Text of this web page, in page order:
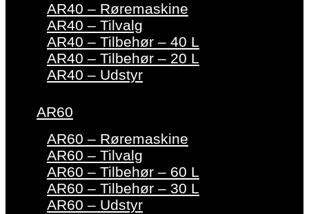
AR40 – Røremaskine
AR40 – Tilvalg
AR40 – Tilbehør – 40 L
AR40 – Tilbehør – 20 L
AR40 – Udstyr
AR60
AR60 – Røremaskine
AR60 – Tilvalg
AR60 – Tilbehør – 60 L
AR60 – Tilbehør – 30 L
AR60 – Udstyr